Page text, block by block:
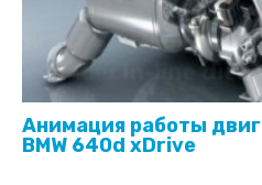
Анимация работы
BMW 640d xDrive